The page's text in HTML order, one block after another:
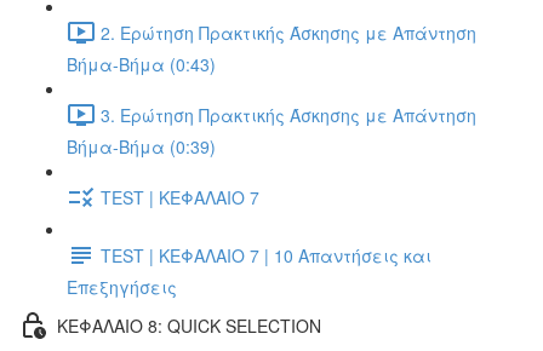
2. Ερώτηση Πρακτικής Άσκησης με Απάντηση
Βήμα-Βήμα (0:43)
3. Ερώτηση Πρακτικής Άσκησης με Απάντηση
Βήμα-Βήμα (0:39)
TEST | ΚΕΦΑΛΑΙΟ 7
TEST | ΚΕΦΑΛΑΙΟ 7 | 10 Απαντήσεις και
Επεξηγήσεις
ΚΕΦΑΛΑΙΟ 8: QUICK SELECTION